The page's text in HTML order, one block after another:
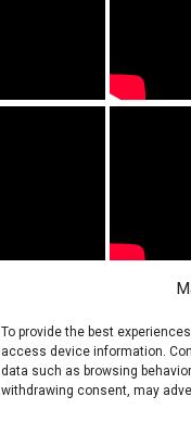
To provide the best
access device information.
data such as browsing
withdrawing consent, may